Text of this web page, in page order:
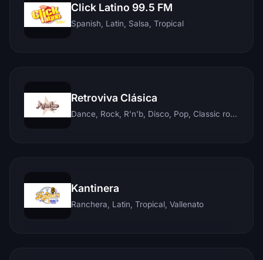
Click Latino 99.5 FM
Spanish, Latin, Salsa, Tropical
Retroviva Clásica
Dance, Rock, R'n'b, Disco, Pop, Classic rock, Techno, Reggae
Kantinera
Ranchera, Latin, Tropical, Vallenato